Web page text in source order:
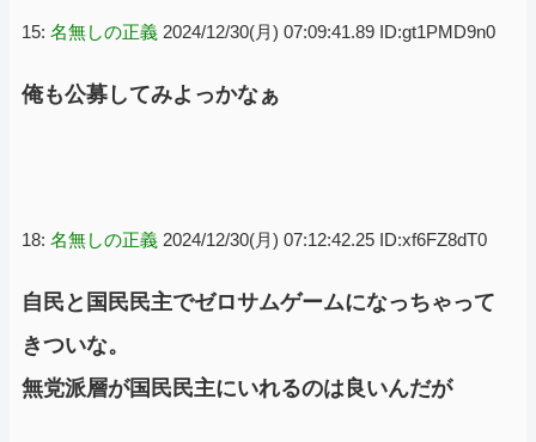
15: 名無しの正義 2024/12/30(月) 07:09:41.89 ID:gt1PMD9n0
俺も公募してみよっかなぁ
18: 名無しの正義 2024/12/30(月) 07:12:42.25 ID:xf6FZ8dT0
自民と国民民主でゼロサムゲームになっちゃって
きついな。
無党派層が国民民主にいれるのは良いんだが